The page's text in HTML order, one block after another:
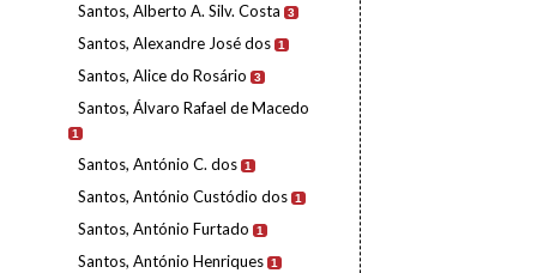
Santos, Alberto A. Silv. Costa 3
Santos, Alexandre José dos 1
Santos, Alice do Rosário 3
Santos, Álvaro Rafael de Macedo
1
Santos, António C. dos 1
Santos, António Custódio dos 1
Santos, António Furtado 1
Santos, António Henriques 1